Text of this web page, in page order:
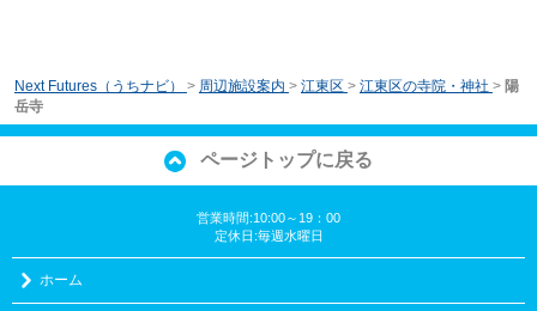
Next Futures（うちナビ） > 周辺施設案内 > 江東区 > 江東区の寺院・神社 > 陽
岳寺
ページトップに戻る
営業時間:10:00～19：00
定休日:毎週水曜日
ホーム